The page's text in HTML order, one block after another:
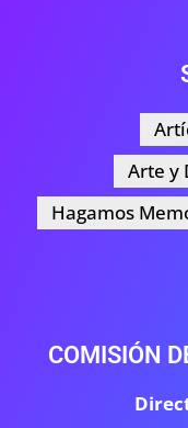
Arte y
Hagamos
COMISIÓN